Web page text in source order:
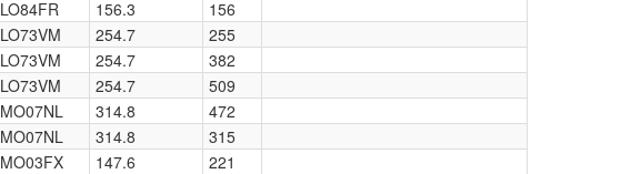
LO84FR 156.3
156
LO73VM 254.7
255
LO73VM 254.7
382
LO73VM 254.7
509
MO07NL 314.8
472
MO07NL 314.8
315
MO03FX 147.6
221